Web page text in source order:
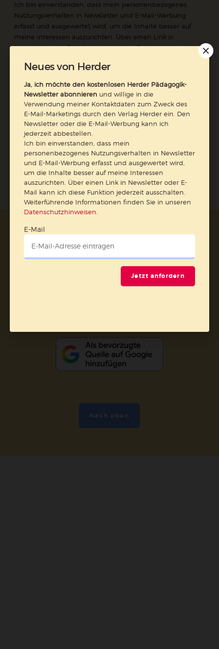
Ich bin einverstanden, dass mein personenbezogenes
Nutzungsverhalten in Newsletter und E-Mail-Werbung
erfasst und ausgewertet wird, um die Inhalte besser auf
meine Interessen auszurichten. Über einen Link in
Newsletter oder E-Mail kann ich diese Funktion jederzeit
Weiterführende Informationen finden Sie in unseren
.
E-Mail
AGB und Widerrufsbelehrung
Neues von Herder
Ja, ich möchte den kostenlosen Herder Pädagogik-
Newsletter abonnieren und willige in die
Verwendung meiner Kontaktdaten zum Zweck des
E-Mail-Marketings durch den Verlag Herder ein. Den
Newsletter oder die E-Mail-Werbung kann ich
jederzeit abbestellen.
Ich bin einverstanden, dass mein
personenbezogenes Nutzungsverhalten in Newsletter
und E-Mail-Werbung erfasst und ausgewertet wird,
um die Inhalte besser auf meine Interessen
auszurichten. Über einen Link in Newsletter oder E-
Mail kann ich diese Funktion jederzeit ausschalten.
Weiterführende Informationen finden Sie in unseren
Datenschutzhinweisen
E-Mail
Jetzt anfordern